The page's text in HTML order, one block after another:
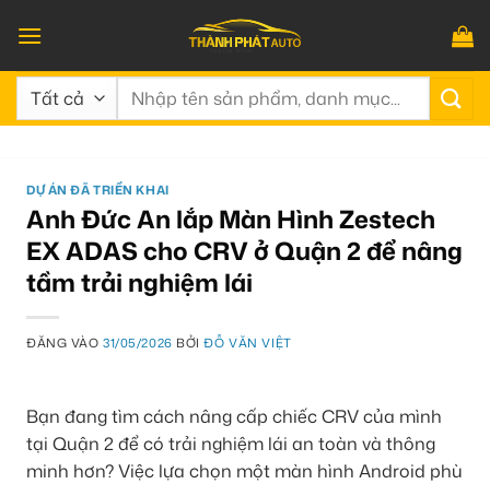
qua
nội
dung
Tìm
DỰ ÁN ĐÃ TRIỂN KHAI
Anh Đức An lắp Màn Hình Zestech
EX ADAS cho CRV ở Quận 2 để nâng
tầm trải nghiệm lái
ĐĂNG VÀO31/05/2026 BỞIĐỖ VĂN VIỆT
Bạn đang tìm cách nâng cấp chiếc CRV của mình
tại Quận 2 để có trải nghiệm lái an toàn và thông
minh hơn? Việc lựa chọn một màn hình Android phù